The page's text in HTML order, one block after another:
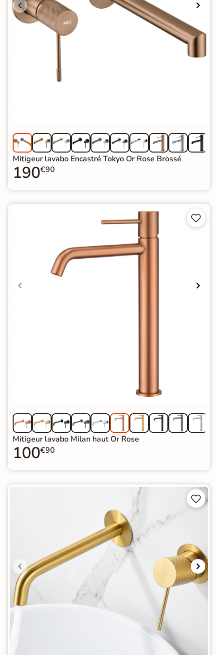
Mitigeur lavabo Encastré Tokyo Or Rose Brossé
190€90


Mitigeur lavabo Milan haut Or Rose
100€90

